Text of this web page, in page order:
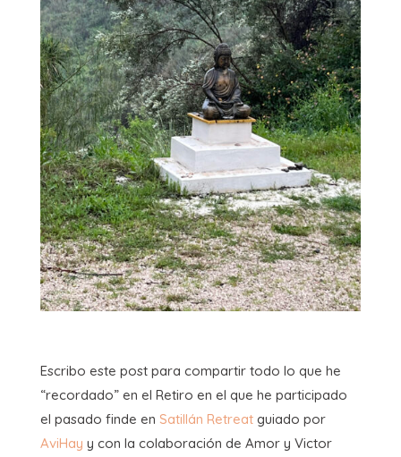
Escribo este post para compartir todo lo que he
“recordado” en el Retiro en el que he participado
el pasado finde en Satillán Retreatguiado por
AviHay y con la colaboración de Amor y Victor